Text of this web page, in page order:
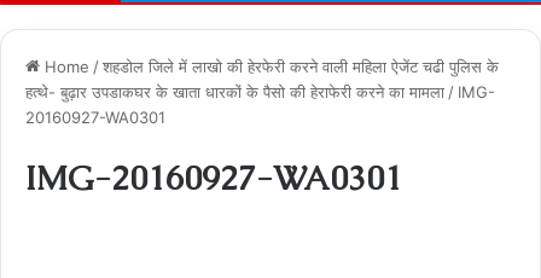
Home /शहडोल जिले में लाखो की हेरफेरी करने वाली महिला ऐजेंट चढी पुलिस के
हत्‍थे- बुढ़ार उपडाकघर के खाता धारकों के पैसो की हेराफेरी करने का मामला / IMG-
20160927-WA0301
IMG-20160927-WA0301